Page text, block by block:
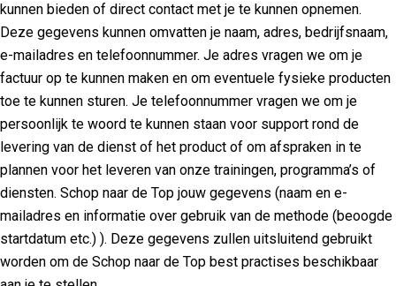
kunnen bieden of direct contact met je te kunnen opnemen.
Deze gegevens kunnen omvatten je naam, adres, bedrijfsnaam,
e-mailadres en telefoonnummer. Je adres vragen we om je
factuur op te kunnen maken en om eventuele fysieke producten
toe te kunnen sturen. Je telefoonnummer vragen we om je
persoonlijk te woord te kunnen staan voor support rond de
levering van de dienst of het product of om afspraken in te
plannen voor het leveren van onze trainingen, programma’s of
diensten. Schop naar de Top jouw gegevens (naam en e-
mailadres en informatie over gebruik van de methode (beoogde
startdatum etc.) ). Deze gegevens zullen uitsluitend gebruikt
worden om de Schop naar de Top best practises beschikbaar